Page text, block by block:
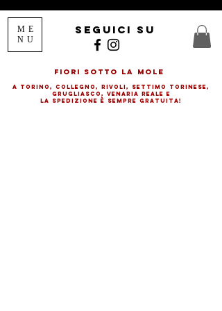
ME
NU
seguici su
FIORI SOTTO LA MOLE
a Torino, Collegno, rivolI, SETTIMO TORINESE,
GRUGLIASCO, VENARIA REALE E
LA SPEDIZIONE è SEMPRE GRATUITA!